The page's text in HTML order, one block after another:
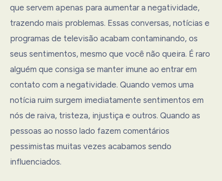
que servem apenas para aumentar a negatividade,
trazendo mais problemas. Essas conversas, notícias e
programas de televisão acabam contaminando, os
seus sentimentos, mesmo que você não queira. É raro
alguém que consiga se manter imune ao entrar em
contato com a negatividade. Quando vemos uma
notícia ruim surgem imediatamente sentimentos em
nós de raiva, tristeza, injustiça e outros. Quando as
pessoas ao nosso lado fazem comentários
pessimistas muitas vezes acabamos sendo
influenciados.